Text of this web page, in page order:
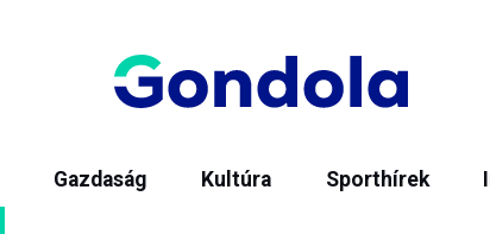
Gazdaság Kultúra Sporthírek